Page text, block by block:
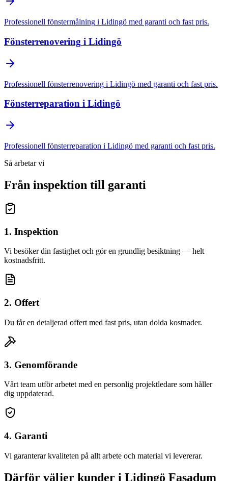
Professionell fönstermålning i Lidingö med garanti och fast pris.
Fönsterrenovering i Lidingö
Professionell fönsterrenovering i Lidingö med garanti och fast pris.
Fönsterreparation i Lidingö
Professionell fönsterreparation i Lidingö med garanti och fast pris.
Så arbetar vi
Från inspektion till garanti
1. Inspektion
Vi besöker din fastighet och gör en grundlig besiktning — helt
kostnadsfritt.
2. Offert
Du får en detaljerad offert med fast pris, utan dolda kostnader.
3. Genomförande
Vårt team utför arbetet med en personlig projektledare som håller
dig uppdaterad.
4. Garanti
Vi garanterar kvaliteten på allt arbete och material vi levererar.
Därför väljer kunder i Lidingö Fasadum